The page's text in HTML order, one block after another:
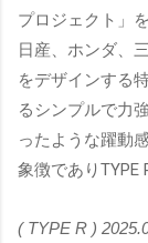
プロジェクト」
日産、ホンダ、
をデザインする
るシンプルで力
ったような躍動
象徴でありTYPE
( TYPE R )